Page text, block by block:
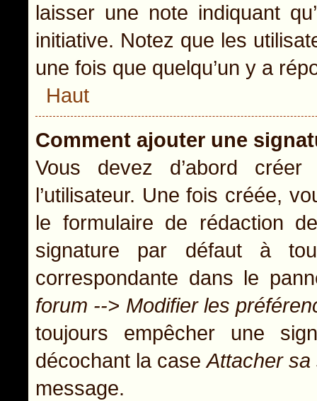
laisser une note indiquant
initiative. Notez que les
une fois que quelqu’un y a
Haut
Comment ajouter une
Vous devez d’abord
l’utilisateur. Une fois créée,
le formulaire de rédaction
signature par défaut à
correspondante dans le
forum --> Modifier les
toujours empêcher une
décochant la caseAttacher sa
message.